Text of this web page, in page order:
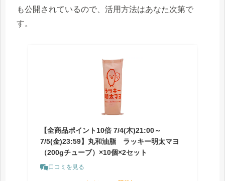
も公開されているので、活用方法はあなた次第で
す。
【全商品ポイント10倍 7/4(木)21:00～
7/5(金)23:59】丸和油脂 ラッキー明太マヨ
（200gチューブ）×10個×2セット
口コミを見る